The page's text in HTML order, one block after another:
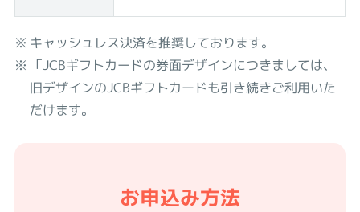
キャッシュレス決済を推奨しております。
「JCBギフトカードの券面デザインにつきましては、
旧デザインのJCBギフトカードも引き続きご利用いた
だけます。
お申込み方法